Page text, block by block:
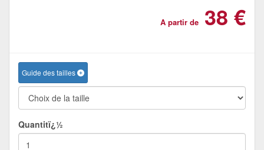
A partir de 38 €
Guide des tailles
Quantitï¿½